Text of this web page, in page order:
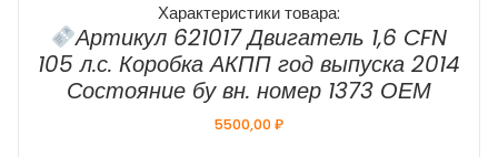
Характеристики товара:
Артикул 621017 Двигатель 1,6 CFN
105 л.с. Коробка АКПП год выпуска 2014
Состояние бу вн. номер 1373 ОЕМ
5500,00₽